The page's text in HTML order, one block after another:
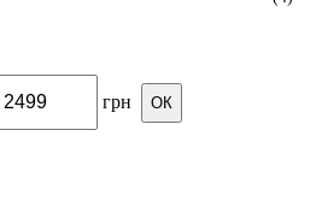
грн ОК